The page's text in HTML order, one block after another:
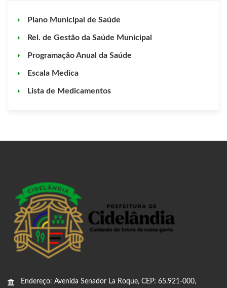
Plano Municipal de Saúde
Rel. de Gestão da Saúde Municipal
Programação Anual da Saúde
Escala Medica
Lista de Medicamentos
Endereço: Avenida Senador La Roque, CEP: 65.921-000,